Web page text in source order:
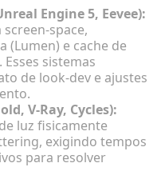
Engine 5, Eevee):
space,
(Lumen) e cache de
sistemas
de look-dev e ajustes
V-Ray, Cycles):
luz fisicamente
exigindo tempos
para resolver